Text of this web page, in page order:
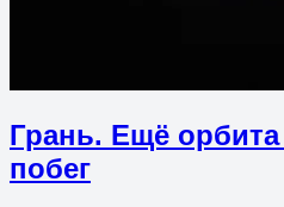
Грань. Ещё
побег